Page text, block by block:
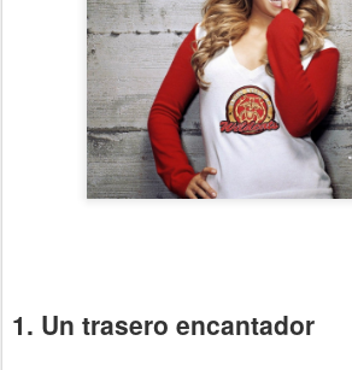
1. Un trasero encantador